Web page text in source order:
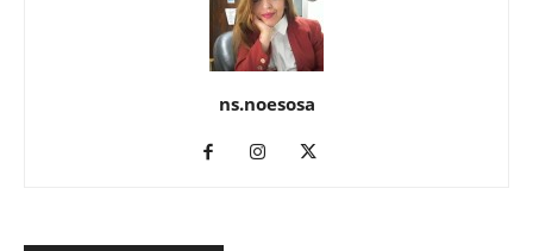
ns.noesosa